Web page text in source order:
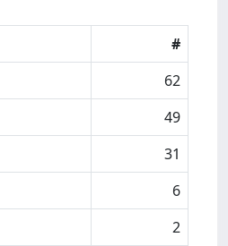
#
62
49
31
6
2